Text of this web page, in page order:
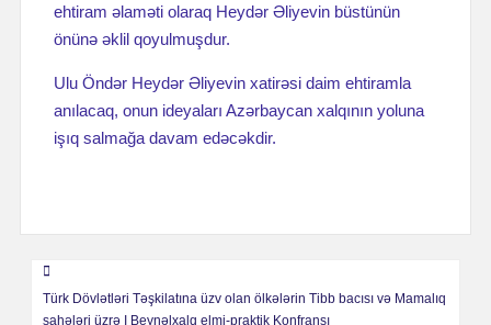
ehtiram əlaməti olaraq Heydər Əliyevin büstünün
önünə əklil qoyulmuşdur.
Ulu Öndər Heydər Əliyevin xatirəsi daim ehtiramla
anılacaq, onun ideyaları Azərbaycan xalqının yoluna
işıq salmağa davam edəcəkdir.
Навигация
по
Türk Dövlətləri Təşkilatına üzv olan ölkələrin Tibb bacısı və Mamalıq
sahələri üzrə I Beynəlxalq elmi-praktik Konfransı